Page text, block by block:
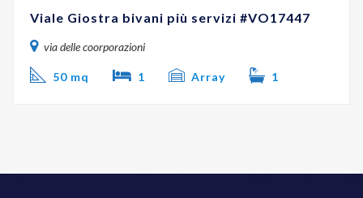
Viale Giostra bivani più servizi #VO17447
via delle coorporazioni
50 mq 1 Array 1